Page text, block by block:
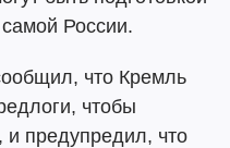
России.
что Кремль
чтобы
и предупредил, что